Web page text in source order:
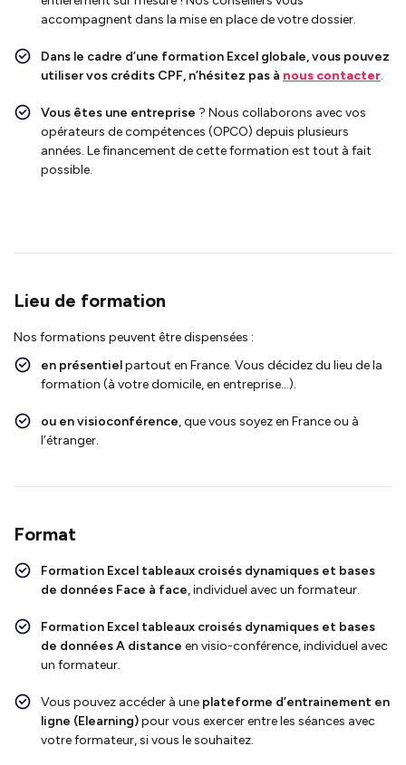
accompagnent dans la mise en place de votre dossier.
Dans le cadre d’une formation Excel globale, vous pouvez
utiliser vos crédits CPF, n’hésitez pas à nous contacter.
Vous êtes une entreprise ? Nous collaborons avec vos
opérateurs de compétences (OPCO) depuis plusieurs
années. Le financement de cette formation est tout à fait
possible.
Lieu de formation
Nos formations peuvent être dispensées :
en présentielpartout en France. Vous décidez du lieu de la
formation (à votre domicile, en entreprise…).
ou en visioconférence, que vous soyez en France ou à
l’étranger.
Format
Formation Excel tableaux croisés dynamiques et bases
de données Face à face, individuel avec un formateur.
Formation Excel tableaux croisés dynamiques et bases
de donnéesA distance en visio-conférence, individuel avec
un formateur.
Vous pouvez accéder à une plateforme d’entrainement en
ligne (Elearning)pour vous exercer entre les séances avec
votre formateur, si vous le souhaitez.